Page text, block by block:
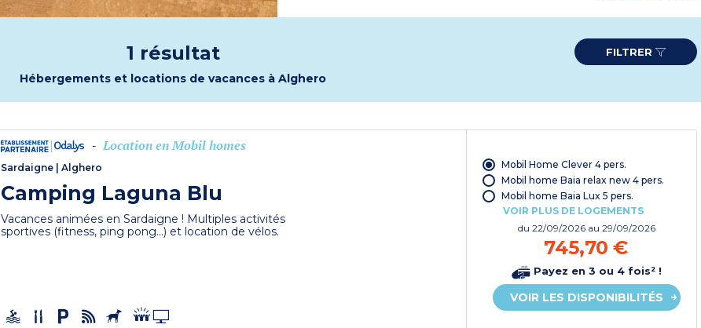
1 résultat
Hébergements et locations de vacances à Alghero
FILTRER
- Location en Mobil homes
Sardaigne |Alghero
Camping Laguna Blu
Vacances animées en Sardaigne ! Multiples activités
sportives (fitness, ping pong...) et location de vélos.
Mobil Home Clever 4 pers.
Mobil home Baia relax new 4 pers.
Mobil home Baia Lux 5 pers.
VOIR PLUS DE LOGEMENTS
du22/09/2026 au 29/09/2026
745,70 €
Payez en 3 ou 4 fois² !
VOIR LES DISPONIBILITÉS